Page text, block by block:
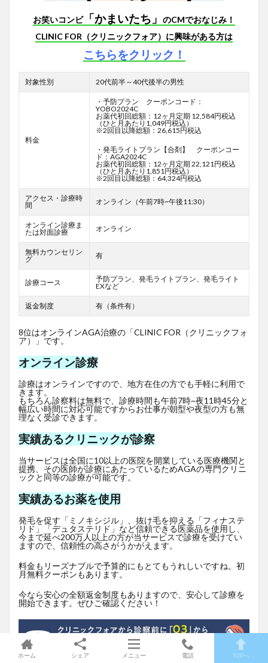
お笑いコンビ「かまいたち」 のCMでおなじみ！
CLINIC FOR（クリニックフォア）に興味がある方は
こちらをクリック！
対象性別 20代前半～40代後半の男性
料金
・予防プラン クーポンコード：
YOBO2024C
お薬代初回総額：12ヶ月定期 12,584円税込
（ひと月あたり1,049円税込）
※2回目以降総額：26,615円税込
・発毛ライトプラン【合剤】 クーポンコー
ド：AGA2024C
お薬代初回総額：12ヶ月定期 22,121円税込
（ひと月あたり1,851円税込）
※2回目以降総額：64,324円税込
アクセス・診療時
間
オンライン（午前7時~午後11:30）
オンライン診療ま
たは対面診療
オンライン
無料カウンセリン
グ
有
診療コース
予防プラン、発毛ライトプラン、発毛ライト
EXなど
返金制度 有（条件有）
8位はオンラインAGA治療の「CLINIC FOR（クリニックフォ
ア）」です。
オンライン診療
診療はオンラインですので、地方在住の方でも手軽に利用で
きます。
もちろん診察料は無料で、診療時間も午前7時~夜11時45分と
幅広い時間に対応可能ですからお仕事が朝型や夜型の方も無
理なく受診できます。
実績あるクリニックが診察
当サービスは全国に10以上の医院を開業している医療機関と
提携、その医師が診療にあたっているためAGAの専門クリニ
ックと同等の診療が可能です。
実績あるお薬を使用
発毛を促す「ミノキシジル」、抜け毛を抑える「フィナステ
リド」「デュタステリド」など信頼できる医薬品を使用し、
今まで延べ200万人以上の方が当サービスで診療を受けてい
ますので、信頼性の高さがうかがえます。
料金もリーズナブルで予算的にもとてもうれしいですね。初
月無料クーポンもあります。
今なら安心の全額返金制度もありますので、安心して診療を
開始できます。ぜひご確認ください！
ホーム シェア メニュー 電話 TOPへ